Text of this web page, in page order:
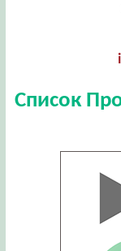
Список